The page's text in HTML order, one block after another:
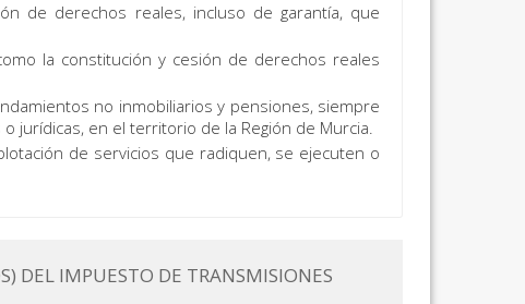
de derechos reales, incluso de garantía, que
la constitución y cesión de derechos reales
no inmobiliarios y pensiones, siempre
jurídicas, en el territorio de la Región de Murcia.
de servicios que radiquen, se ejecuten o
DEL IMPUESTO DE TRANSMISIONES